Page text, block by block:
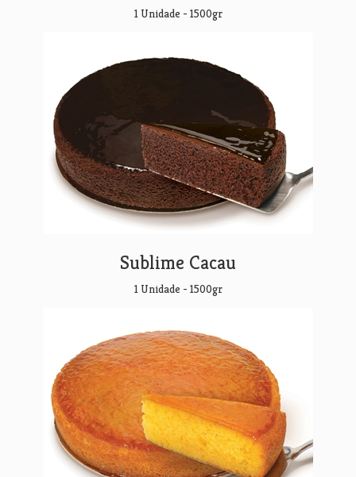
1 Unidade - 1500gr
Sublime Cacau
1 Unidade - 1500gr